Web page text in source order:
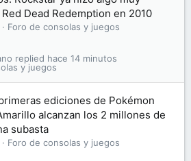
Dead Redemption en 2010
Foro de consolas y juegos
y juegos
hace 14 minutos
ediciones de Pokémon
alcanzan los 2 millones de
subasta
Foro de consolas y juegos